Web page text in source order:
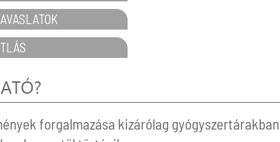
forgalmazása kizárólag